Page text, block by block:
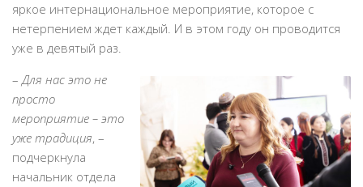
яркое интернациональное мероприятие, которое с
нетерпением ждет каждый. И в этом году он проводится
уже в девятый раз.
–Для нас это не
просто
мероприятие – это
уже традиция, –
подчеркнула
начальник отдела